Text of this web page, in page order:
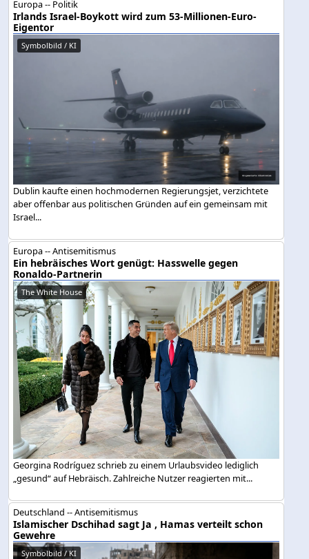
Europa -- Politik
Irlands Israel-Boykott wird zum 53-Millionen-Euro-
Eigentor
Symbolbild / KI
Dublin kaufte einen hochmodernen Regierungsjet, verzichtete
aber offenbar aus politischen Gründen auf ein gemeinsam mit
Israel...
Europa -- Antisemitismus
Ein hebräisches Wort genügt: Hasswelle gegen
Ronaldo-Partnerin
The White House
Georgina Rodríguez schrieb zu einem Urlaubsvideo lediglich
„gesund“ auf Hebräisch. Zahlreiche Nutzer reagierten mit...
Deutschland -- Antisemitismus
Islamischer Dschihad sagt Ja , Hamas verteilt schon
Gewehre
Symbolbild / KI